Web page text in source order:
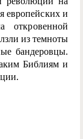
европейских и
откровенной
из темноты
бандеровцы.
Библиям и